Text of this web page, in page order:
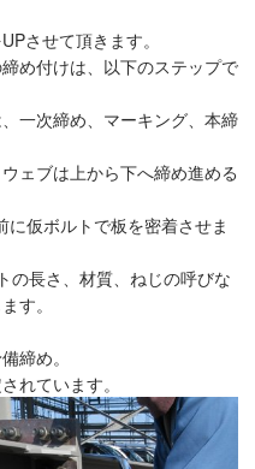
させて頂きます。
め付けは、以下のステップで
一次締め、マーキング、本締
ェブは上から下へ締め進める
仮ボルトで板を密着させま
長さ、材質、ねじの呼びな
す。
締め。
れています。